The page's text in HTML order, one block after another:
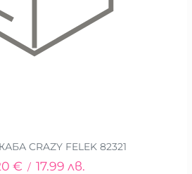
CRAZY FELEK 82321
€ / 17.99 лв.